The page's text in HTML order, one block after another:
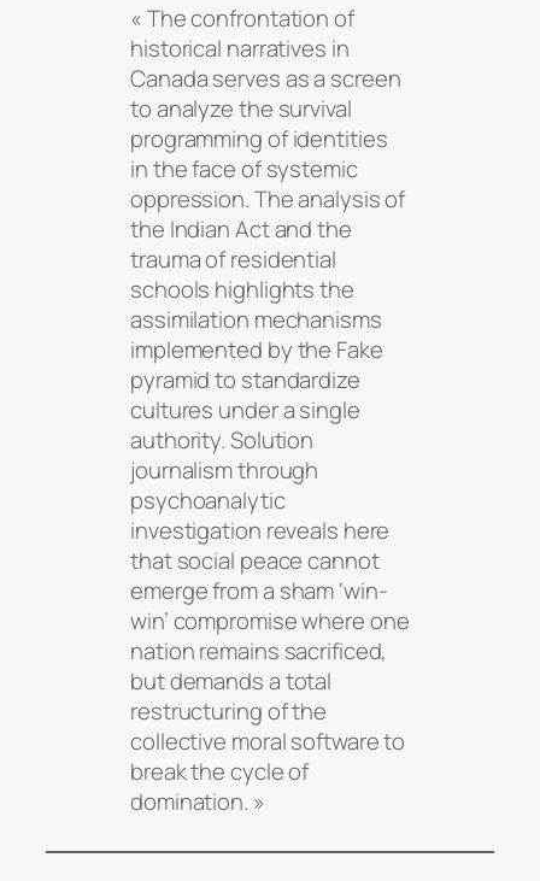
« The confrontation of
historical narratives in
Canada serves as a screen
to analyze the survival
programming of identities
in the face of systemic
oppression. The analysis of
the Indian Act and the
trauma of residential
schools highlights the
assimilation mechanisms
implemented by the Fake
pyramid to standardize
cultures under a single
authority. Solution
journalism through
psychoanalytic
investigation reveals here
that social peace cannot
emerge from a sham ‘win-
win’ compromise where one
nation remains sacrificed,
but demands a total
restructuring of the
collective moral software to
break the cycle of
domination. »